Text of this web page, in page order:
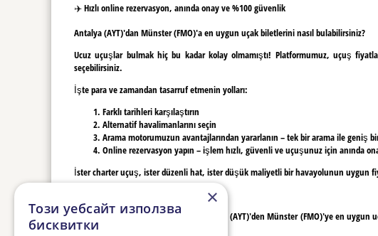
✈️ Hızlı online rezervasyon, anında onay ve %100 güvenlik
Antalya (AYT)'dan Münster (FMO)'a en uygun uçak biletlerini nasıl bulabilirsiniz?
Ucuz uçuşlar bulmak hiç bu kadar kolay olmamıştı! Platformumuz, uçuş
seçebilirsiniz.
İşte para ve zamandan tasarruf etmenin yolları:
Farklı tarihleri karşılaştırın
Alternatif havalimanlarını seçin
Arama motorumuzun avantajlarından yararlanın – tek bir arama ile geniş
Online rezervasyon yapın – işlem hızlı, güvenli ve uçuşunuz için anında
İster charter uçuş, ister düzenli hat, ister düşük maliyetli bir havayolunun uygun
Bizimle, kaliteden ödün vermeden Antalya (AYT)'den Münster (FMO)'ye en
en iyi seçenekleri bulacaksınız.
×
Този уебсайт използва
бисквитки